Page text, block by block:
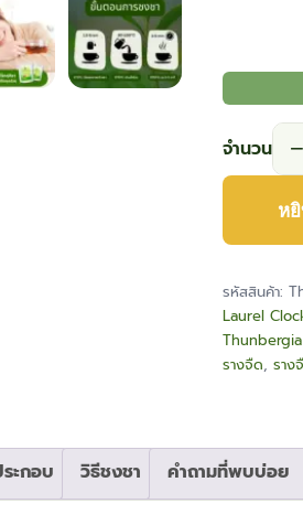
จำนวน
ชา
Laurifolia
Tea)
ชิ้น
จำนวน −
ห
รหัสสินค้า:
Laurel
รางจืด, ราง
ะกอบ วิธีชงชา คำถามที่พบบ่อย